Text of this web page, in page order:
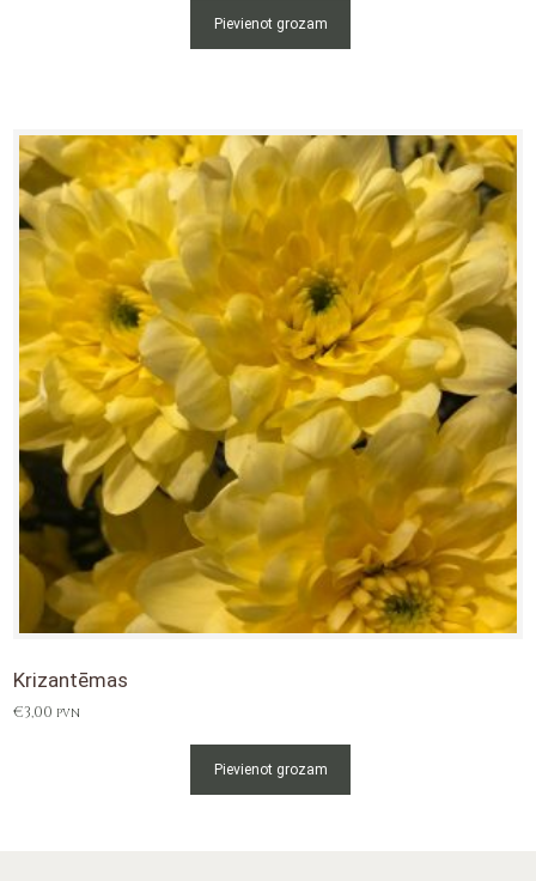
Pievienot grozam
Krizantēmas
€3,00 PVN
Pievienot grozam